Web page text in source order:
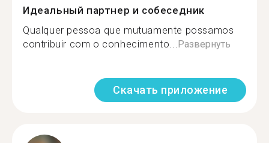
Идеальный партнер и собеседник
Qualquer pessoa que mutuamente possamos
contribuir com o conhecimento...Развернуть
Скачать приложение